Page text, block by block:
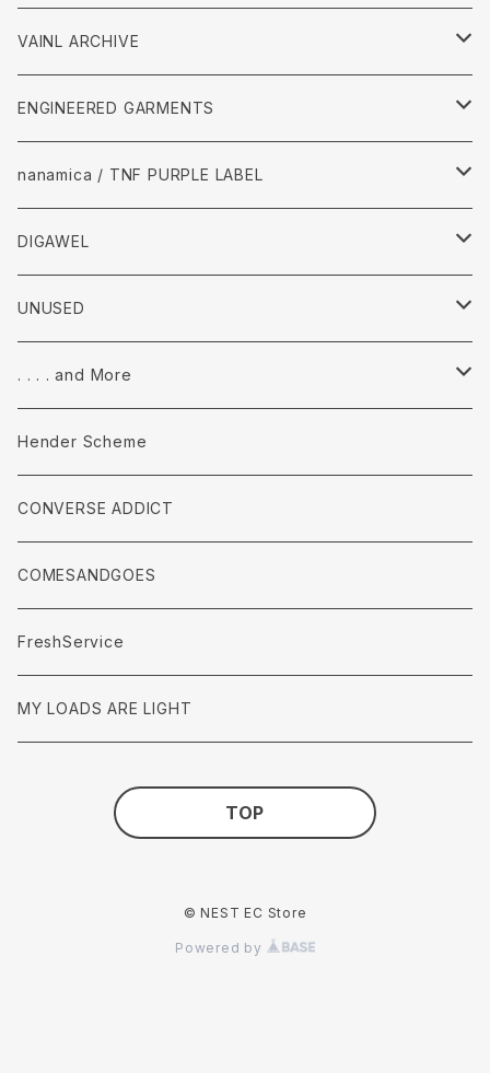
VAINL ARCHIVE
Tops
Pants
accessories
ENGINEERED GARMENTS
Tops
Pants
accessories
nanamica / TNF PURPLE LABEL
Tops
pants
accessories
DIGAWEL
Tops
Pants
accessories
UNUSED
Tops
Pants
accessories
. . . . and More
Tops
Pants
accessories
Hender Scheme
CONVERSE ADDICT
COMESANDGOES
FreshService
MY LOADS ARE LIGHT
TOP
© NEST EC Store
Powered by